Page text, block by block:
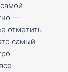
—
отметить
самый